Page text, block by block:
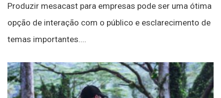
Produzir mesacast para empresas pode ser uma ótima
opção de interação com o público e esclarecimento de
temas importantes....